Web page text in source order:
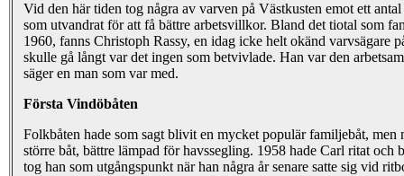
Vid den här tiden tog några av varven på Västkusten emot ett
som utvandrat för att få bättre arbetsvillkor. Bland det tiotal som
1960, fanns Christoph Rassy, en idag icke helt okänd varvsägare
skulle gå långt var det ingen som betvivlade. Han var den
säger en man som var med.
Första Vindöbåten
Folkbåten hade som sagt blivit en mycket populär familjebåt, men
större båt, bättre lämpad för havssegling. 1958 hade Carl ritat och
tog han som utgångspunkt när han några år senare satte sig vid